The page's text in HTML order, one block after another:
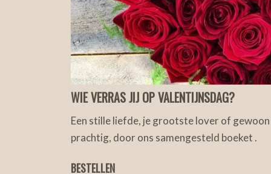
WIE VERRAS JIJ OP VALENTIJNSDAG?
Een stille liefde, je grootste lover of
prachtig, door ons samengesteld boeket .
BESTELLEN